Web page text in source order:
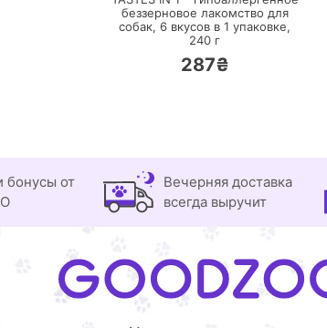
беззерновое лакомство для
собак, 6 вкусов в 1 упаковке,
240 г
287₴
бонусы от
Вечерняя доставка
всегда выручит